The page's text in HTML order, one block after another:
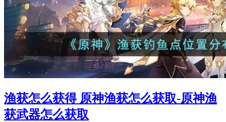
渔获怎么获得 原神渔获怎么获取-原神渔
获武器怎么获取